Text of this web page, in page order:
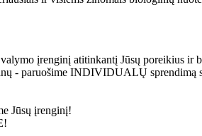
įrenginį atitinkantį Jūsų poreikius ir
- paruošime INDIVIDUALŲ sprendimą
Jūsų įrenginį!